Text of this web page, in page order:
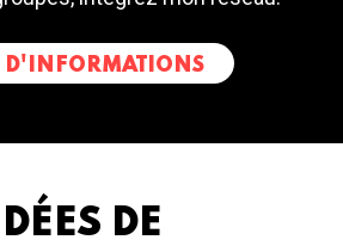
D'INFORMATIONS
DE